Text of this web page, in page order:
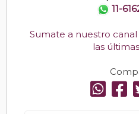
11-
Sumate a nuestro
las